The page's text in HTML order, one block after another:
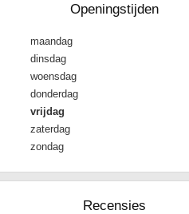
Openingstijden
maandag
dinsdag
woensdag
donderdag
vrijdag
zaterdag
zondag
Recensies